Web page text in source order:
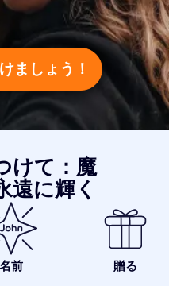
ましょう！
けて：魔
遠に輝く
名前 贈る